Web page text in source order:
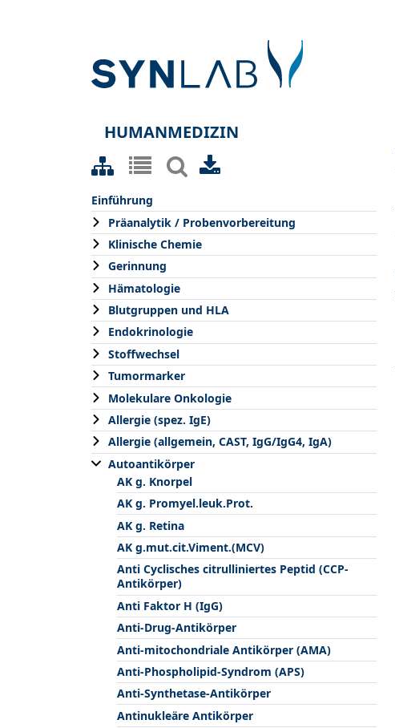
HUMANMEDIZIN
Einführung
Präanalytik / Probenvorbereitung
Klinische Chemie
Gerinnung
Hämatologie
Blutgruppen und HLA
Endokrinologie
Stoffwechsel
Tumormarker
Molekulare Onkologie
Allergie (spez. IgE)
Allergie (allgemein, CAST, IgG/IgG4, IgA)
Autoantikörper
AK g. Knorpel
AK g. Promyel.leuk.Prot.
AK g. Retina
AK g.mut.cit.Viment.(MCV)
Anti Cyclisches citrulliniertes Peptid (CCP-
Antikörper)
Anti Faktor H (IgG)
Anti-Drug-Antikörper
Anti-mitochondriale Antikörper (AMA)
Anti-Phospholipid-Syndrom (APS)
Anti-Synthetase-Antikörper
Antinukleäre Antikörper